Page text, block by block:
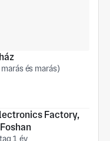
és marás)
Factory,
1 év